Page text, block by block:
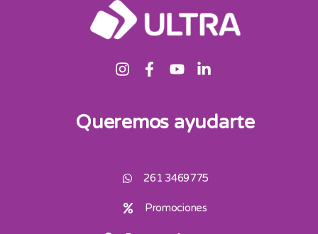
Queremos ayudarte
261 3469775
Promociones